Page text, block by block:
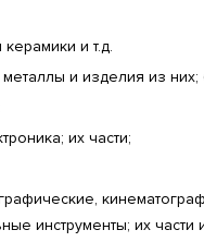
и т.д.
и изделия из них;
их части;
инструменты; их части